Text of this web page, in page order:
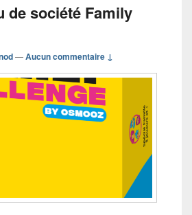
de société Family
—Aucun commentaire ↓